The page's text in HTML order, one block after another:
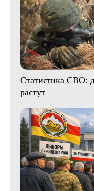
Статистика СВО:
растут